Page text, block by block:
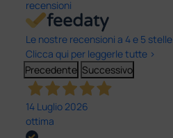
recensioni
Le nostre recensioni a 4 e 5 stelle.
Clicca qui per leggerle tutte >
Precedente Successivo
14 Luglio 2026
ottima